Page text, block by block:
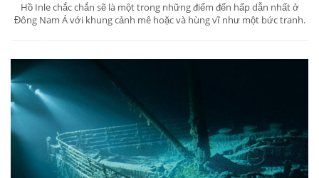
Hồ Inle chắc chắn sẽ là một trong những điểm đến hấp dẫn nhất ở
Đông Nam Á với khung cảnh mê hoặc và hùng vĩ như một bức tranh.